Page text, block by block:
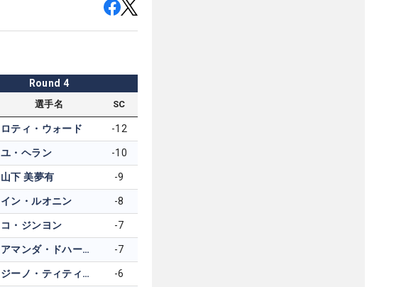
Round 4
選手名 SC
ロティ・ウォード -12
ユ・ヘラン -10
山下 美夢有 -9
イン・ルオニン -8
コ・ジンヨン -7
アマンダ・ドハーティー -7
ジーノ・ティティクル -6